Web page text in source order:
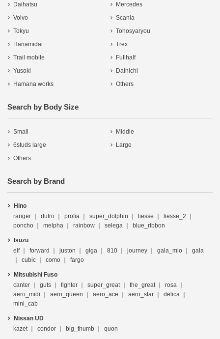
Daihatsu
Mercedes
Volvo
Scania
Tokyu
Tohosyaryou
Hanamidai
Trex
Trail mobile
Fullhalf
Yusoki
Dainichi
Hamana works
Others
Search by Body Size
Small
Middle
6studs large
Large
Others
Search by Brand
Hino
ranger
dutro profia super_dolphin liesse
liesse_2
poncho
melpha rainbow selega blue_ribbon
Isuzu
elf
forward juston giga 810 journey gala_mio
gala
cubic
como fargo
Mitsubishi Fuso
canter
guts fighter super_great the_great
rosa
aero_midi
aero_queen aero_ace aero_star
delica
mini_cab
Nissan UD
kazet
condor big_thumb quon